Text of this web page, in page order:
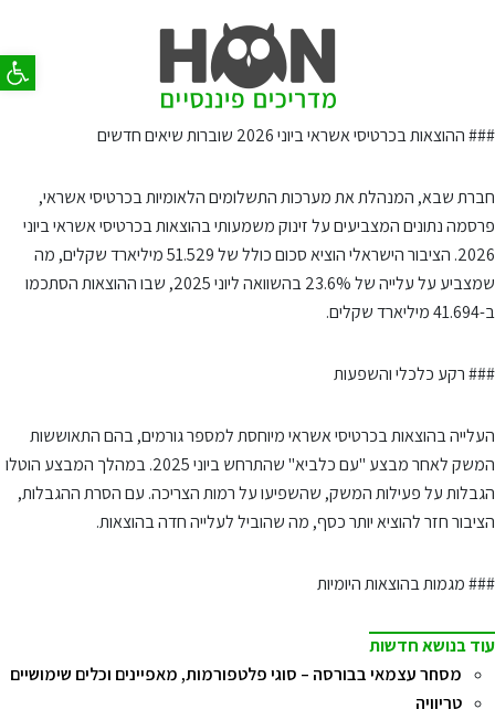
פתח
### ההוצאות בכרטיסי אשראי ביוני 2026 שוברות שיאים חדשים
חברת שבא, המנהלת את מערכות התשלומים הלאומיות בכרטיסי אשראי,
פרסמה נתונים המצביעים על זינוק משמעותי בהוצאות בכרטיסי אשראי ביוני
2026. הציבור הישראלי הוציא סכום כולל של 51.529 מיליארד שקלים, מה
שמצביע על עלייה של 23.6% בהשוואה ליוני 2025, שבו ההוצאות הסתכמו
ב-41.694 מיליארד שקלים.
### רקע כלכלי והשפעות
העלייה בהוצאות בכרטיסי אשראי מיוחסת למספר גורמים, בהם התאוששות
המשק לאחר מבצע "עם כלביא" שהתרחש ביוני 2025. במהלך המבצע הוטלו
הגבלות על פעילות המשק, שהשפיעו על רמות הצריכה. עם הסרת ההגבלות,
הציבור חזר להוציא יותר כסף, מה שהוביל לעלייה חדה בהוצאות.
### מגמות בהוצאות היומיות
עוד בנושא חדשות
מסחר עצמאי בבורסה – סוגי פלטפורמות, מאפיינים וכלים שימושיים
טריוויה